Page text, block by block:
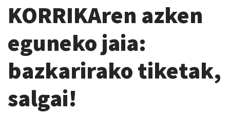
KORRIKAren azken
eguneko jaia:
bazkarirako tiketak,
salgai!